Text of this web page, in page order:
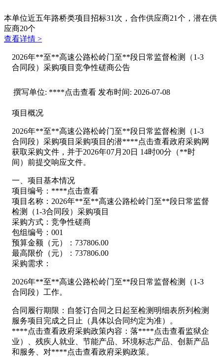
本单位近五年路桥类项目招标31 次，合作供应商21个，潜在供
应商20个
查看详情 >
2026年**至**高速公路松岭门至**段日常监督检测（1-3
合同段）采购项目竞争性磋商公告
撰写单位: ****点击查看 发布时间: 2026-07-08
项目概况
2026年**至**高速公路松岭门至**段日常监督检测（1-3
合同段）采购项目采购项目的潜****点击查看政府采购网
获取采购文件，并于2026年07月20日 14时00分（**时
间）前提交响应文件。
一、项目基本情况
项目编号：****点击查看
项目名称：2026年**至**高速公路松岭门至**段日常监督
检测（1-3合同段）采购项目
采购方式：竞争性磋商
包组编号：001
预算金额（元）：737806.00
最高限价（元）：737806.00
采购需求：
2026年**至**高速公路松岭门至**段日常监督检测（1-3
合同段）工作。
合同履行期限：自签订合同之日起至检测明细表所列检测
服务项目完成之日止（具体以合同约定为准）。
****点击查看政府采购政策内容：落****点击查看监狱企
业）、残疾人就业、节能产品、环境标志产品、创新产品
和服务、对****点击查看政府采购政策。